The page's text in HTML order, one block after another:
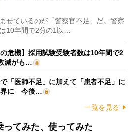
せているのが「警察官不足」だ。警察
10年間で2分の1以…
の危機】採用試験受験者数は10年間で2
減がも…
で「医師不足」に加えて「患者不足」に
界に 今後…
一覧を見る
ってみた、使ってみた